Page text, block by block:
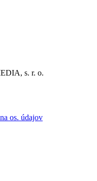
s. r. o.
os. údajov